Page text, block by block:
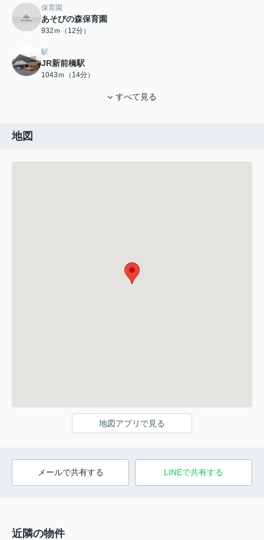
保育園
あそびの森保育園
932ｍ（12分）
駅
JR新前橋駅
1043ｍ（14分）
すべて見る
地図
地図アプリで見る
メールで共有する LINEで共有する
近隣の物件